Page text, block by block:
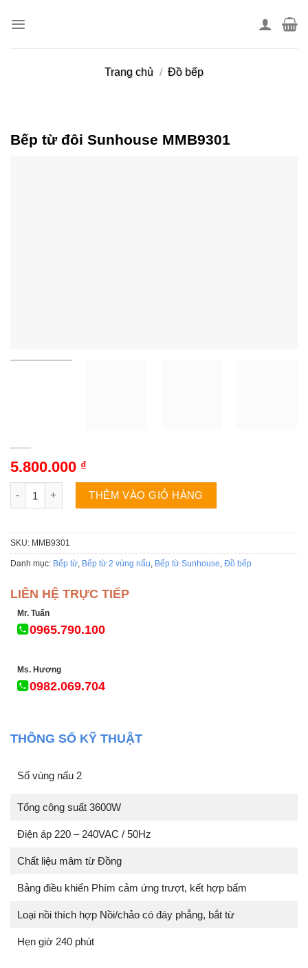
Trang chủ / Đồ bếp
Bếp từ đôi Sunhouse MMB9301
5.800.000 ₫
Bếp từ đôi Sunhouse MMB9301 số lượng
THÊM VÀO GIỎ HÀNG
SKU: MMB9301
Danh mục: Bếp từ, Bếp từ 2 vùng nấu, Bếp từ Sunhouse, Đồ bếp
LIÊN HỆ TRỰC TIẾP
Mr. Tuấn
0965.790.100
Ms. Hương
0982.069.704
THÔNG SỐ KỸ THUẬT
Số vùng nấu 2
Tổng công suất 3600W
Điện áp 220 – 240VAC / 50Hz
Chất liệu mâm từ Đồng
Bảng điều khiển Phím cảm ứng trượt, kết hợp bấm
Loại nồi thích hợp Nồi/chảo có đáy phẳng, bắt từ
Hẹn giờ 240 phút